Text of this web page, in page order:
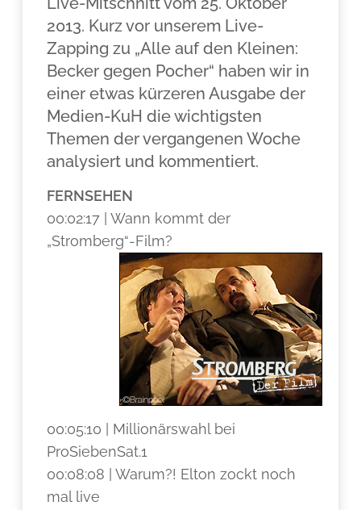
2013. Kurz vor unserem Live-
Zapping zu „Alle auf den Kleinen:
Becker gegen Pocher“ haben wir in
einer etwas kürzeren Ausgabe der
Medien-KuH die wichtigsten
Themen der vergangenen Woche
analysiert und kommentiert.
FERNSEHEN
00:02:17 | Wann kommt der
„Stromberg“-Film?
00:05:10 | Millionärswahl bei
ProSiebenSat.1
00:08:08 | Warum?! Elton zockt noch
mal live